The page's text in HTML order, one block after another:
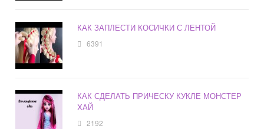
КАК ЗАПЛЕСТИ КОСИЧКИ С ЛЕНТОЙ
6391
КАК СДЕЛАТЬ ПРИЧЕСКУ КУКЛЕ МОНСТЕР
ХАЙ
2192